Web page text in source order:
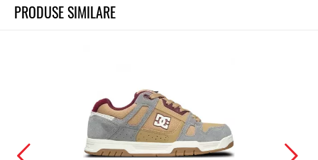
PRODUSE SIMILARE